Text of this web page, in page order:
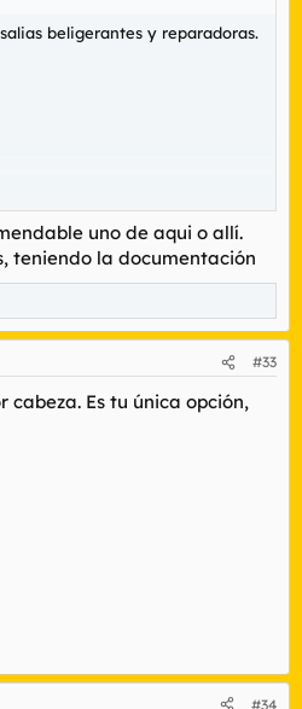
beligerantes y reparadoras.
incluso el café de un euro.
ni el tato.
uno de aqui o allí.
teniendo la documentación
#33
Es tu única opción,
#34